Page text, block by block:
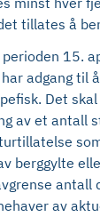
tillates å
15.
adgang til
Det skal
av et antall
berggylte
antall
av